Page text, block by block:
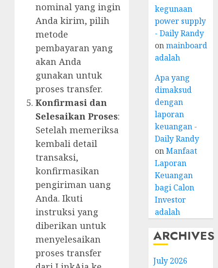
nominal yang ingin
Anda kirim, pilih
metode
pembayaran yang
akan Anda
gunakan untuk
proses transfer.
Konfirmasi dan
Selesaikan Proses:
Setelah memeriksa
kembali detail
transaksi,
konfirmasikan
pengiriman uang
Anda. Ikuti
instruksi yang
diberikan untuk
menyelesaikan
proses transfer
kegunaan
power supply
- Daily Randy
onmainboard
adalah
Apa yang
dimaksud
dengan
laporan
keuangan -
Daily Randy
onManfaat
Laporan
Keuangan
bagi Calon
Investor
adalah
ARCHIVES
July 2026